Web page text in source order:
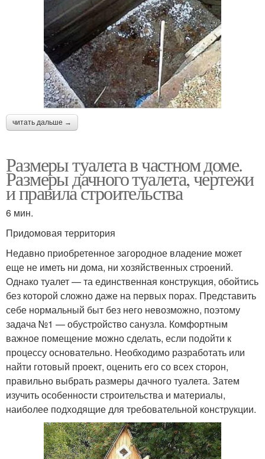
читать дальше →
Размеры туалета в частном доме.
Размеры дачного туалета, чертежи
и правила строительства
6 мин.
Придомовая территория
Недавно приобретенное загородное владение может
еще не иметь ни дома, ни хозяйственных строений.
Однако туалет — та единственная конструкция, обойтись
без которой сложно даже на первых порах. Представить
себе нормальный быт без него невозможно, поэтому
задача №1 — обустройство санузла. Комфортным
важное помещение можно сделать, если подойти к
процессу основательно. Необходимо разработать или
найти готовый проект, оценить его со всех сторон,
правильно выбрать размеры дачного туалета. Затем
изучить особенности строительства и материалы,
наиболее подходящие для требовательной конструкции.